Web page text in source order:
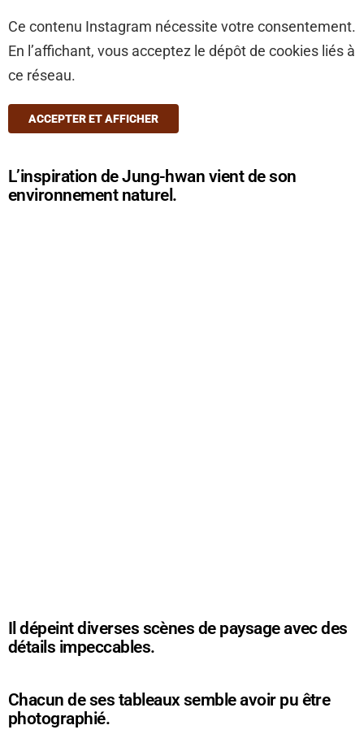
Ce contenu Instagram nécessite votre consentement.
En l’affichant, vous acceptez le dépôt de cookies liés à
ce réseau.
ACCEPTER ET AFFICHER
L’inspiration de Jung-hwan vient de son
environnement naturel.
Il dépeint diverses scènes de paysage avec des
détails impeccables.
Chacun de ses tableaux semble avoir pu être
photographié.